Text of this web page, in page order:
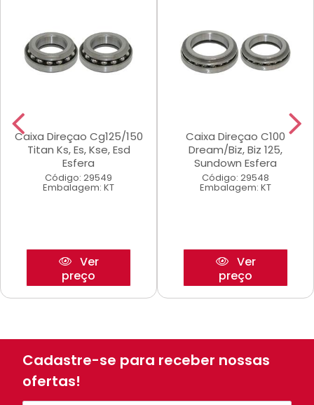
Caixa Direçao Cg125/150
Titan Ks, Es, Kse, Esd
Esfera
Código: 29549
Embalagem: KT
Ver
preço
Caixa Direçao C100
Dream/Biz, Biz 125,
Sundown Esfera
Código: 29548
Embalagem: KT
Ver
preço
Cadastre-se para receber nossas
ofertas!